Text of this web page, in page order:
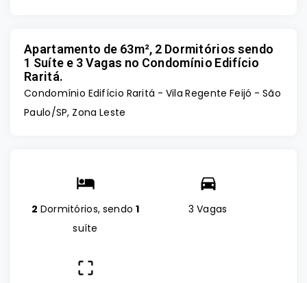
Apartamento de 63m², 2 Dormitórios sendo
1 Suíte e 3 Vagas no Condomínio Edifício
Raritá.
Condomínio Edifício Raritá - Vila Regente Feijó - São
Paulo/SP, Zona Leste
2 Dormitórios, sendo 1
suíte
3 Vagas